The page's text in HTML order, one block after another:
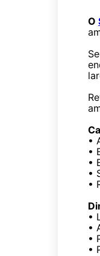
O
•
•
•
•
•
•
•
•
•